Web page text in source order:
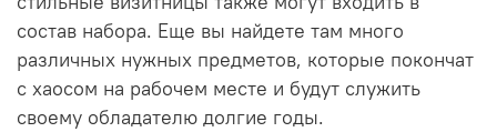
состав набора. Еще вы найдете там много
различных нужных предметов, которые покончат
с хаосом на рабочем месте и будут служить
своему обладателю долгие годы.